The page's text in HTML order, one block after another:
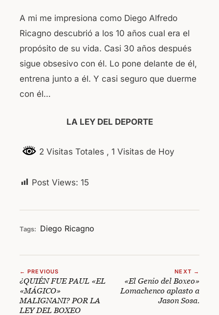
A mi me impresiona como Diego Alfredo
Ricagno descubrió a los 10 años cual era el
propósito de su vida. Casi 30 años después
sigue obsesivo con él. Lo pone delante de él,
entrena junto a él. Y casi seguro que duerme
con él…
LA LEY DEL DEPORTE
2 Visitas Totales , 1 Visitas de Hoy
Post Views: 15
Tags: Diego Ricagno
← PREVIOUS
¿QUIÉN FUE PAUL «EL
«MÁGICO»
MALIGNANI? POR LA
LEY DEL BOXEO
NEXT →
«El Genio del Boxeo»
Lomachenco aplasto a
Jason Sosa.